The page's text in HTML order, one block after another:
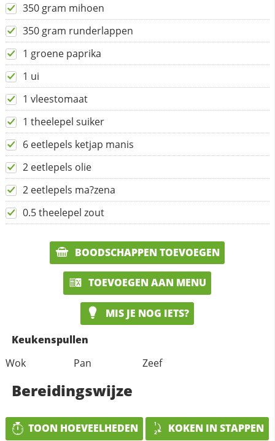
350 gram mihoen
350 gram runderlappen
1 groene paprika
1 ui
1 vleestomaat
1 theelepel suiker
6 eetlepels ketjap manis
2 eetlepels olie
2 eetlepels ma?zena
0.5 theelepel zout
BOODSCHAPPEN TOEVOEGEN
TOEVOEGEN AAN MENU
MIS JE NOG IETS?
Keukenspullen
Wok
Pan Zeef
Bereidingswijze
TOON HOEVEELHEDEN KOKEN IN STAPPEN